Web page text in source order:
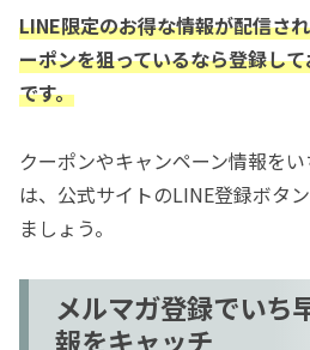
LINE限定のお得な情報が配信さ
ーポンを狙っているなら登録し
です。
クーポンやキャンペーン情報を
は、公式サイトのLINE登録ボタ
ましょう。
メルマガ登録でいち
報をキャッチ